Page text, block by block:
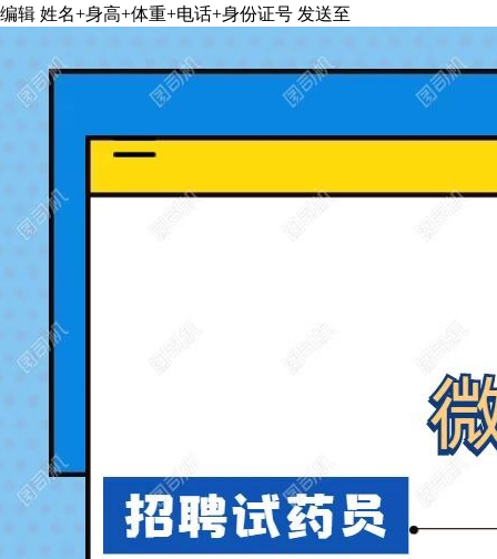
编辑 姓名+身高+体重+电话+身份证号 发送至